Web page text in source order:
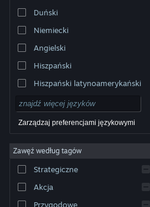
© Valve Corporation. Wszelkie prawa zastrzeżone.
właścicieli w Stanach Zjednoczonych i innych krajach.
dostępu
Umowa użytkownika Steam
pieniędzy |Ciasteczka
Duński
Niemiecki
Angielski
Hiszpański
Hiszpański latynoamerykański
Zarządzaj preferencjami językowymi
Zawęź według tagów
Strategiczne
Akcja
Przygodowe